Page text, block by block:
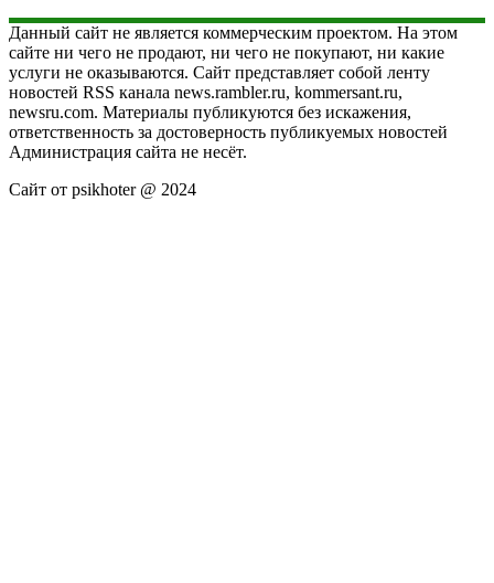
Данный сайт не является коммерческим проектом. На этом
сайте ни чего не продают, ни чего не покупают, ни какие
услуги не оказываются. Сайт представляет собой ленту
новостей RSS канала news.rambler.ru, kommersant.ru,
newsru.com. Материалы публикуются без искажения,
ответственность за достоверность публикуемых новостей
Администрация сайта не несёт.
Сайт от psikhoter @ 2024